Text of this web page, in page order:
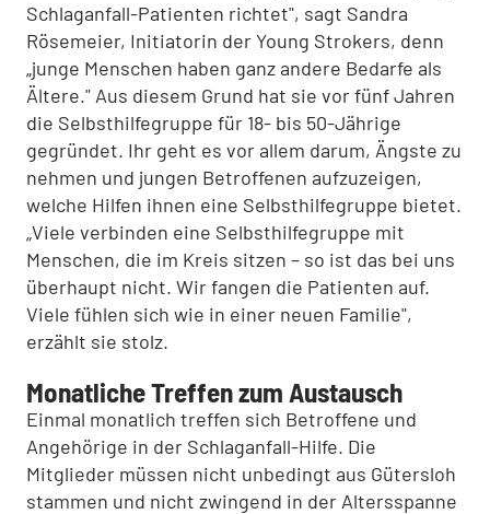
Schlaganfall-Patienten richtet", sagt Sandra
Rösemeier, Initiatorin der Young Strokers, denn
„junge Menschen haben ganz andere Bedarfe als
Ältere." Aus diesem Grund hat sie vor fünf Jahren
die Selbsthilfegruppe für 18- bis 50-Jährige
gegründet. Ihr geht es vor allem darum, Ängste zu
nehmen und jungen Betroffenen aufzuzeigen,
welche Hilfen ihnen eine Selbsthilfegruppe bietet.
„Viele verbinden eine Selbsthilfegruppe mit
Menschen, die im Kreis sitzen – so ist das bei uns
überhaupt nicht. Wir fangen die Patienten auf.
Viele fühlen sich wie in einer neuen Familie",
erzählt sie stolz.
Monatliche Treffen zum Austausch
Einmal monatlich treffen sich Betroffene und
Angehörige in der Schlaganfall-Hilfe. Die
Mitglieder müssen nicht unbedingt aus Gütersloh
stammen und nicht zwingend in der Altersspanne